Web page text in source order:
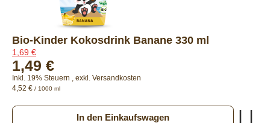
Bio-Kinder Kokosdrink Banane 330 ml
1,69 €
1,49 €
Inkl. 19% Steuern , exkl. Versandkosten
4,52 € / 1000 ml
In den Einkaufswagen